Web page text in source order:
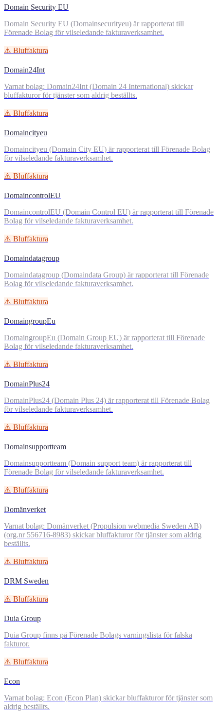
Domain Security EU
Domain Security EU (Domainsecurityeu) är rapporterat till
Förenade Bolag för vilseledande fakturaverksamhet.
⚠️ Bluffaktura
Domain24Int
Varnat bolag: Domain24Int (Domain 24 International) skickar
bluffakturor för tjänster som aldrig beställts.
⚠️ Bluffaktura
Domaincityeu
Domaincityeu (Domain City EU) är rapporterat till Förenade Bolag
för vilseledande fakturaverksamhet.
⚠️ Bluffaktura
DomaincontrolEU
DomaincontrolEU (Domain Control EU) är rapporterat till Förenade
Bolag för vilseledande fakturaverksamhet.
⚠️ Bluffaktura
Domaindatagroup
Domaindatagroup (Domaindata Group) är rapporterat till Förenade
Bolag för vilseledande fakturaverksamhet.
⚠️ Bluffaktura
DomaingroupEu
DomaingroupEu (Domain Group EU) är rapporterat till Förenade
Bolag för vilseledande fakturaverksamhet.
⚠️ Bluffaktura
DomainPlus24
DomainPlus24 (Domain Plus 24) är rapporterat till Förenade Bolag
för vilseledande fakturaverksamhet.
⚠️ Bluffaktura
Domainsupportteam
Domainsupportteam (Domain support team) är rapporterat till
Förenade Bolag för vilseledande fakturaverksamhet.
⚠️ Bluffaktura
Domänverket
Varnat bolag: Domänverket (Propulsion webmedia Sweden AB)
(org.nr 556716-8983) skickar bluffakturor för tjänster som aldrig
beställts.
⚠️ Bluffaktura
DRM Sweden
⚠️ Bluffaktura
Duia Group
Duia Group finns på Förenade Bolags varningslista för falska
fakturor.
⚠️ Bluffaktura
Econ
Varnat bolag: Econ (Econ Plan) skickar bluffakturor för tjänster som
aldrig beställts.